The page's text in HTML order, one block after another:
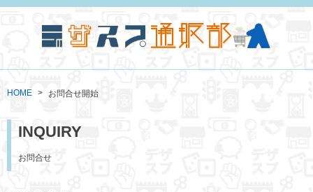
HOME お問合せ開始
INQUIRY
お問合せ